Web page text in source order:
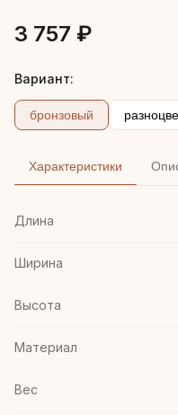
3 757 ₽
Вариант:
бронзовый
Характеристики
Длина
Ширина
Высота
Материал
Вес